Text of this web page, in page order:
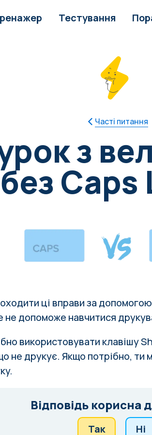
Тестування
Часті питання
з
без Caps
ці вправи за
не допоможе навчитися
використовувати клавішу
не друкує. Якщо потрібно, ти
.
Відповідь корисна
Так Ні